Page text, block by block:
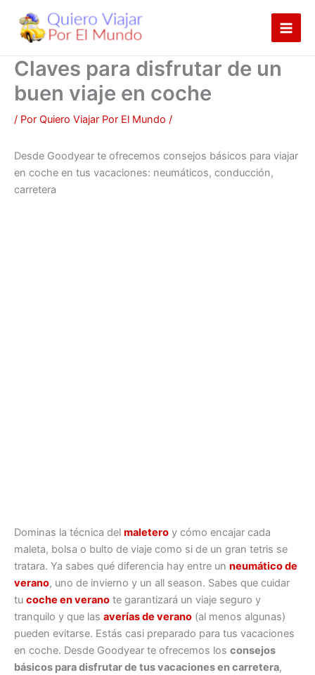
contenido
Claves para disfrutar de un
buen viaje en coche
/ Por Quiero Viajar Por El Mundo /
Desde Goodyear te ofrecemos consejos básicos para viajar
en coche en tus vacaciones: neumáticos, conducción,
carretera
Dominas la técnica del maletero y cómo encajar cada
maleta, bolsa o bulto de viaje como si de un gran tetris se
tratara. Ya sabes qué diferencia hay entre un neumático de
verano, uno de invierno y un all season. Sabes que cuidar
tu coche en verano te garantizará un viaje seguro y
tranquilo y que las averías de verano (al menos algunas)
pueden evitarse. Estás casi preparado para tus vacaciones
en coche. Desde Goodyear te ofrecemos los consejos
básicos para disfrutar de tus vacaciones en carretera,